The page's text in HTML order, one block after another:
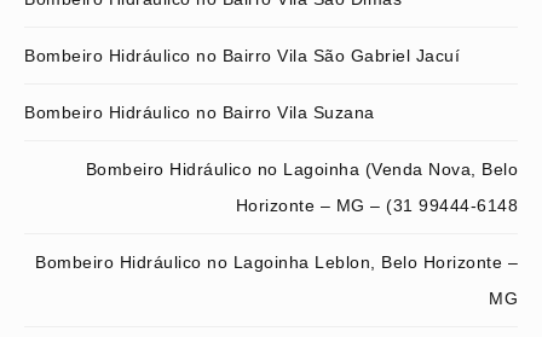
Bombeiro Hidráulico no Bairro Vila São Gabriel Jacuí
Bombeiro Hidráulico no Bairro Vila Suzana
Bombeiro Hidráulico no Lagoinha (Venda Nova, Belo
Horizonte – MG – (31 99444-6148
Bombeiro Hidráulico no Lagoinha Leblon, Belo Horizonte –
MG